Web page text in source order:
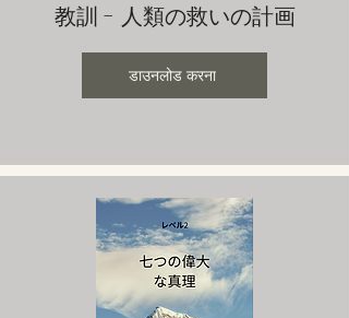
教訓 - 人類の救いの計画
डाउनलोड करना